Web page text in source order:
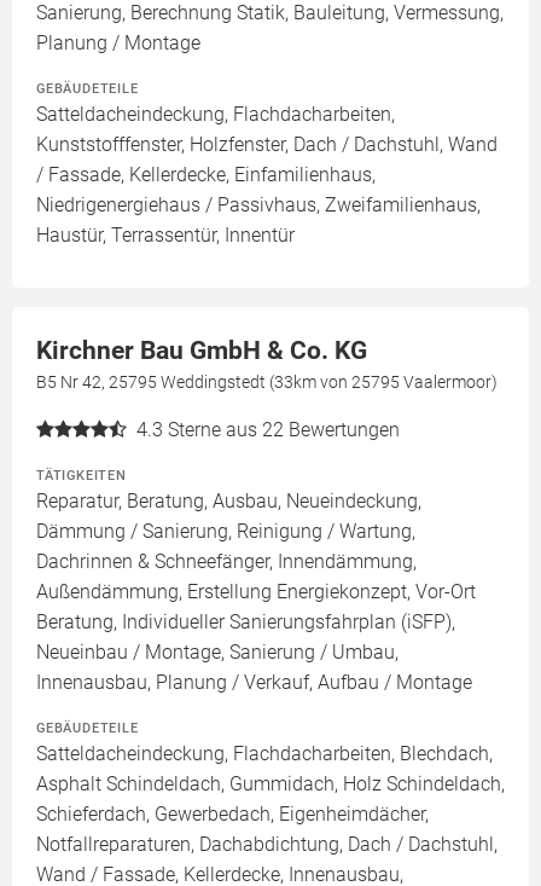
Sanierung, Berechnung Statik, Bauleitung, Vermessung,
Planung / Montage
GEBÄUDETEILE
Satteldacheindeckung, Flachdacharbeiten,
Kunststofffenster, Holzfenster, Dach / Dachstuhl, Wand
/ Fassade, Kellerdecke, Einfamilienhaus,
Niedrigenergiehaus / Passivhaus, Zweifamilienhaus,
Haustür, Terrassentür, Innentür
Kirchner Bau GmbH & Co. KG
B5 Nr 42, 25795 Weddingstedt (33km von 25795 Vaalermoor)
4.3 Sterne aus 22 Bewertungen
TÄTIGKEITEN
Reparatur, Beratung, Ausbau, Neueindeckung,
Dämmung / Sanierung, Reinigung / Wartung,
Dachrinnen & Schneefänger, Innendämmung,
Außendämmung, Erstellung Energiekonzept, Vor-Ort
Beratung, Individueller Sanierungsfahrplan (iSFP),
Neueinbau / Montage, Sanierung / Umbau,
Innenausbau, Planung / Verkauf, Aufbau / Montage
GEBÄUDETEILE
Satteldacheindeckung, Flachdacharbeiten, Blechdach,
Asphalt Schindeldach, Gummidach, Holz Schindeldach,
Schieferdach, Gewerbedach, Eigenheimdächer,
Notfallreparaturen, Dachabdichtung, Dach / Dachstuhl,
Wand / Fassade, Kellerdecke, Innenausbau,